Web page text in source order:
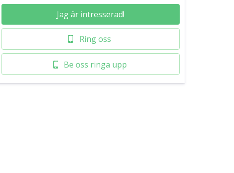
Jag är intresserad!
Ring oss
Be oss ringa upp